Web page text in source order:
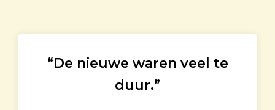
“De nieuwe waren veel te
duur.”